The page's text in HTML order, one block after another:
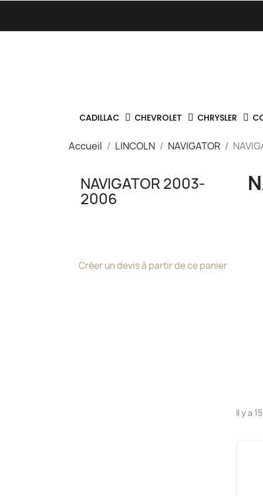
CADILLAC CHEVROLET CHRYSLER
Accueil LINCOLN NAVIGATOR
NAVIGATOR 2003-
2006
Créer un devis à partir de ce panier
Il y a